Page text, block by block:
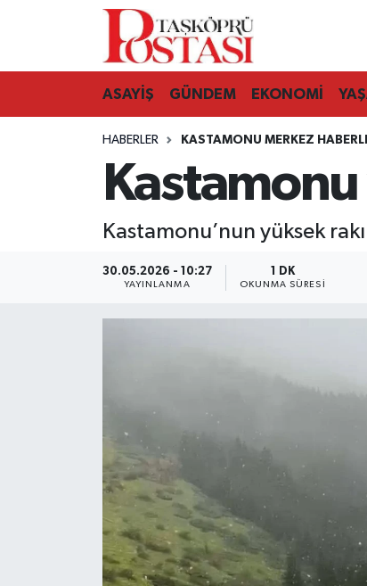
ASAYİŞ GÜNDEM EKONOMİ
HABERLER KASTAMONU MERKEZ
Kastamonu
Kastamonu’nun yüksek
30.05.2026 - 10:27
YAYINLANMA
1 DK
OKUNMA SÜRESI
Kastamonu Vefat Edenler
Araç Haberleri
Daday Haberleri
Devrekani Haberleri
Doğanyurt Haberleri
Hanönü Haberleri